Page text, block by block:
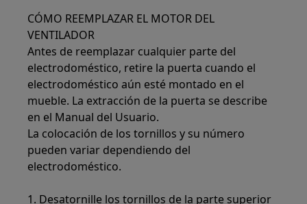
CÓMO REEMPLAZAR EL MOTOR DEL
VENTILADOR
Antes de reemplazar cualquier parte del
electrodoméstico, retire la puerta cuando el
electrodoméstico aún esté montado en el
mueble. La extracción de la puerta se describe
en el Manual del Usuario.
La colocación de los tornillos y su número
pueden variar dependiendo del
electrodoméstico.
1. Desatornille los tornillos de la parte superior